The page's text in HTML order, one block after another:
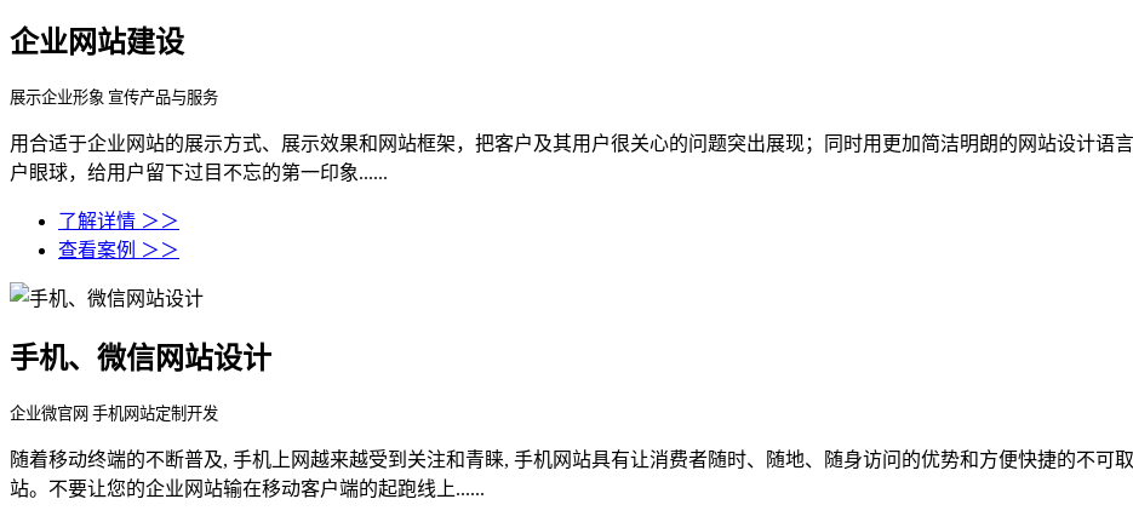
企业网站建设
展示企业形象 宣传产品与服务
用合适于企业网站的展示方式、展示效果和网站框架，把客户及其用户很关心的问题突出展现；同时用更加简洁明朗的网站设计语
户眼球，给用户留下过目不忘的第一印象......
了解详情 ＞＞
查看案例 ＞＞
手机、微信网站设计
企业微官网 手机网站定制开发
随着移动终端的不断普及, 手机上网越来越受到关注和青睐, 手机网站具有让消费者随时、随地、随身访问的优势和方便快捷的不可
站。不要让您的企业网站输在移动客户端的起跑线上......